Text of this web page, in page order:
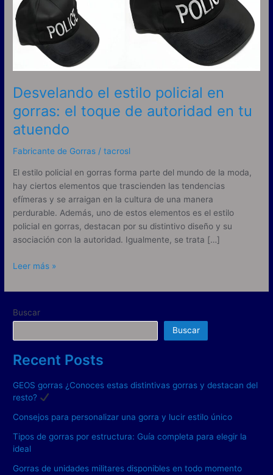
Desvelando el estilo policial en
gorras: el toque de autoridad en tu
atuendo
Fabricante de Gorras /tacrosl
El estilo policial en gorras forma parte del mundo de la moda,
hay ciertos elementos que trascienden las tendencias
efímeras y se arraigan en la cultura de una manera
perdurable. Además, uno de estos elementos es el estilo
policial en gorras, destacan por su distintivo diseño y su
asociación con la autoridad. Igualmente, se trata […]
gorras:
el
toque
tu
atuendo
Leer más »
Buscar
Buscar
Recent Posts
GEOS gorras ¿Conoces estas distintivas gorras y destacan del
resto?
Consejos para personalizar una gorra y lucir estilo único
Tipos de gorras por estructura: Guía completa para elegir la
ideal
Gorras de unidades militares disponibles en todo momento